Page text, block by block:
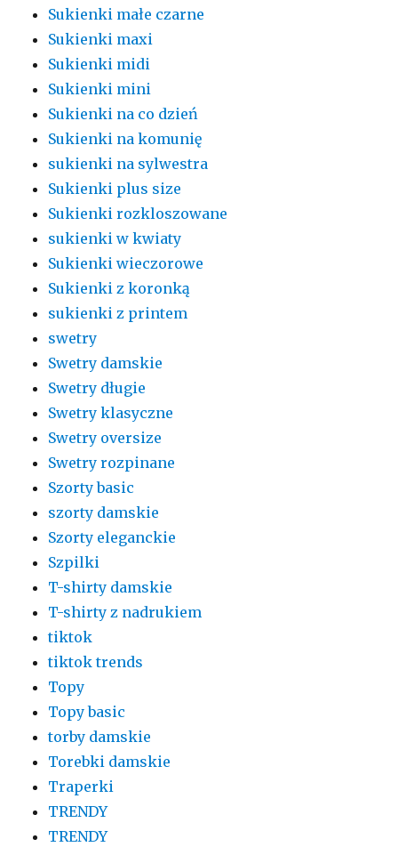
Sukienki małe czarne
Sukienki maxi
Sukienki midi
Sukienki mini
Sukienki na co dzień
Sukienki na komunię
sukienki na sylwestra
Sukienki plus size
Sukienki rozkloszowane
sukienki w kwiaty
Sukienki wieczorowe
Sukienki z koronką
sukienki z printem
swetry
Swetry damskie
Swetry długie
Swetry klasyczne
Swetry oversize
Swetry rozpinane
Szorty basic
szorty damskie
Szorty eleganckie
Szpilki
T-shirty damskie
T-shirty z nadrukiem
tiktok
tiktok trends
Topy
Topy basic
torby damskie
Torebki damskie
Traperki
TRENDY
TRENDY